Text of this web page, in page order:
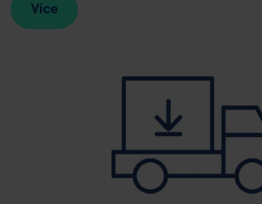
Více